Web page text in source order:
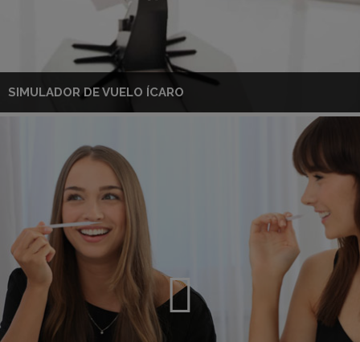
SIMULADOR DE VUELO ÍCARO